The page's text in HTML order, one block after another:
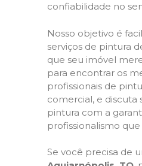
confiabilidade no
Nosso objetivo é
serviços de pintura
que seu imóvel
para encontrar os
profissionais de
comercial, e discuta
pintura com a
profissionalismo
Se você precisa de